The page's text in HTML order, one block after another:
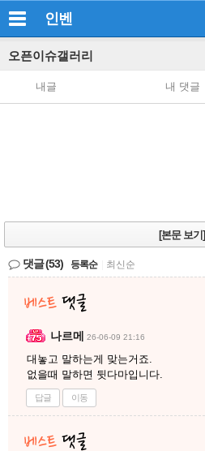
인벤
오픈이슈갤러리
내글 내 댓글
[본문 보기]
댓글(53) 등록순 최신순
나르메 26-06-09 21:16
대놓고 말하는게 맞는거죠.
없을때 말하면 뒷다마입니다.
답글 이동